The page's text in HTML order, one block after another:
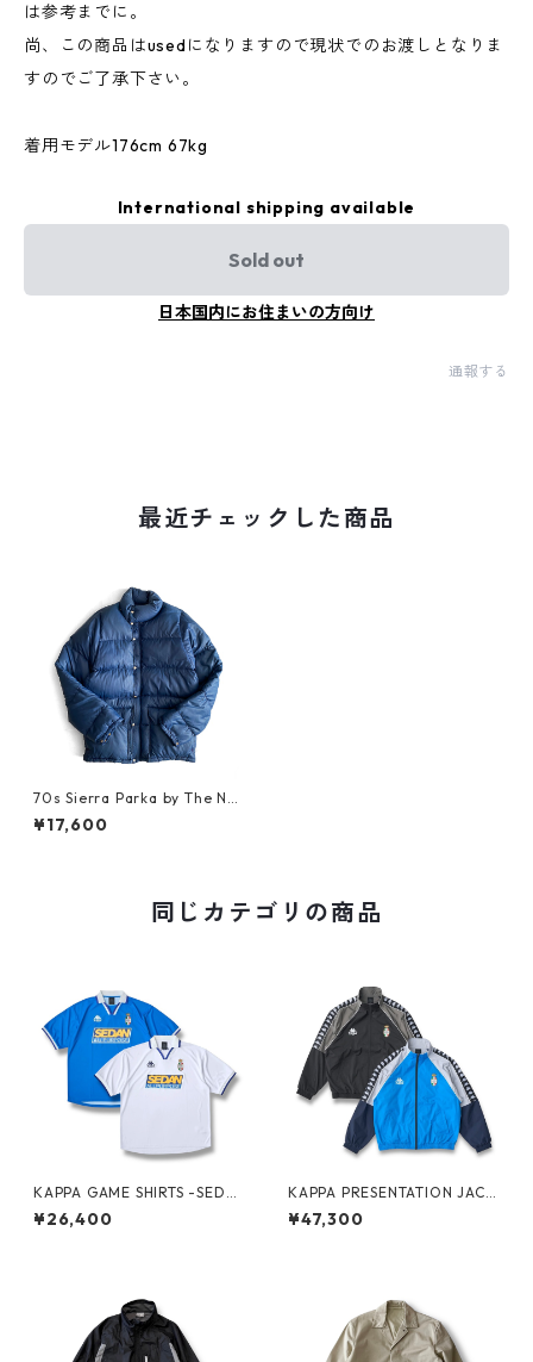
は参考までに。
尚、この商品はusedになりますので現状でのお渡しとなりま
すのでご了承下さい。
着用モデル176cm 67kg
International shipping available
Sold out
日本国内にお住まいの方向け
通報する
最近チェックした商品
70s Sierra Parka by The Nor
th Face_2
¥17,600
同じカテゴリの商品
KAPPA GAME SHIRTS -SEDA
N ALL-PURPOSE-
¥26,400
KAPPA PRESENTATION JACK
ET -SEDAN ALL-PURPOSE-
¥47,300